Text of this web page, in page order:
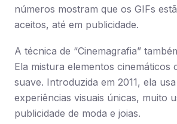
números mostram que os GIFs
aceitos, até em publicidade.
A técnica de “Cinemagrafia”
Ela mistura elementos cinemáticos
suave. Introduzida em 2011, ela
experiências visuais únicas, muito
publicidade de moda e joias.